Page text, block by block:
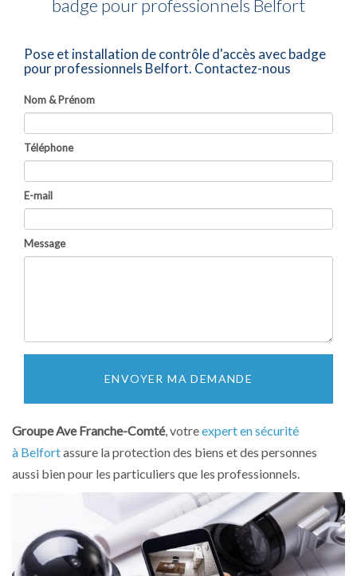
badge pour professionnels Belfort
Pose et installation de contrôle d'accès avec badge
pour professionnels Belfort. Contactez-nous
Nom & Prénom
Téléphone
E-mail
Message
ENVOYER MA DEMANDE
Groupe Ave Franche-Comté, votreexpert en sécurité
à Belfortassure la protection des biens et des personnes
aussi bien pour les particuliers que les professionnels.